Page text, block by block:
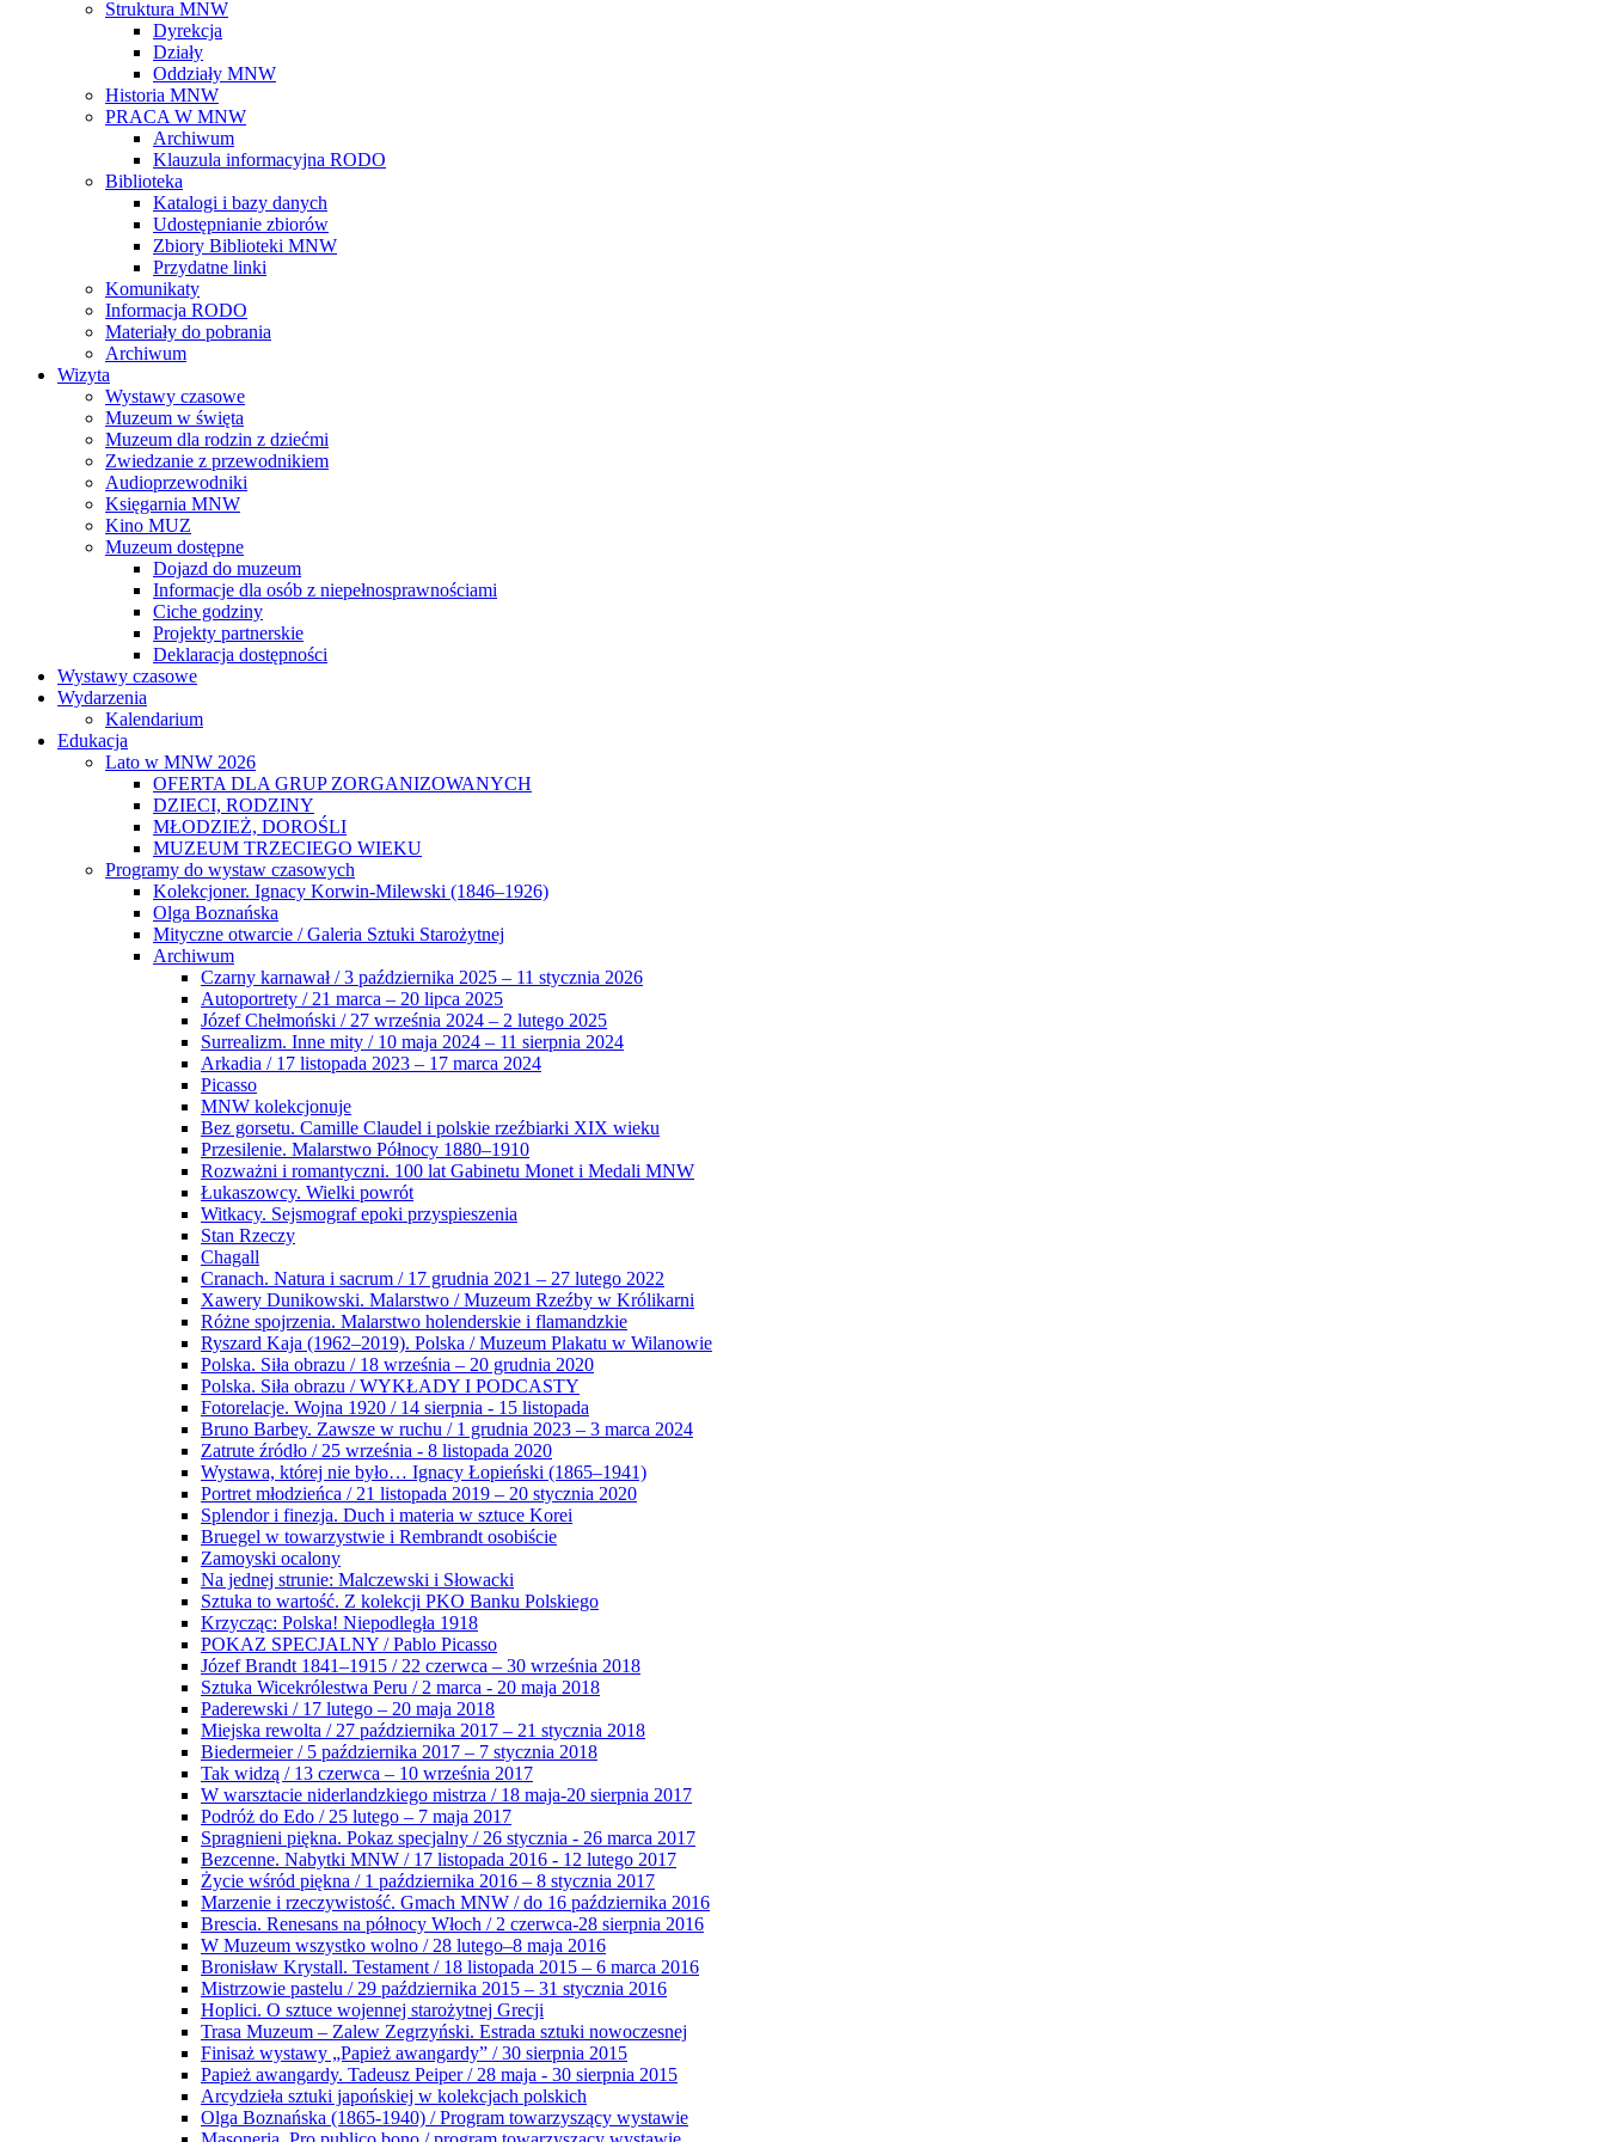
Struktura MNW
Dyrekcja
Działy
Oddziały MNW
Historia MNW
PRACA W MNW
Archiwum
Klauzula informacyjna RODO
Biblioteka
Katalogi i bazy danych
Udostępnianie zbiorów
Zbiory Biblioteki MNW
Przydatne linki
Komunikaty
Informacja RODO
Materiały do pobrania
Archiwum
Wizyta
Wystawy czasowe
Muzeum w święta
Muzeum dla rodzin z dziećmi
Zwiedzanie z przewodnikiem
Audioprzewodniki
Księgarnia MNW
Kino MUZ
Muzeum dostępne
Dojazd do muzeum
Informacje dla osób z niepełnosprawnościami
Ciche godziny
Projekty partnerskie
Deklaracja dostępności
Wystawy czasowe
Wydarzenia
Kalendarium
Edukacja
Lato w MNW 2026
OFERTA DLA GRUP ZORGANIZOWANYCH
DZIECI, RODZINY
MŁODZIEŻ, DOROŚLI
MUZEUM TRZECIEGO WIEKU
Programy do wystaw czasowych
Kolekcjoner. Ignacy Korwin-Milewski (1846–1926)
Olga Boznańska
Mityczne otwarcie / Galeria Sztuki Starożytnej
Archiwum
Czarny karnawał / 3 października 2025 – 11 stycznia 2026
Autoportrety / 21 marca – 20 lipca 2025
Józef Chełmoński / 27 września 2024 – 2 lutego 2025
Surrealizm. Inne mity / 10 maja 2024 – 11 sierpnia 2024
Arkadia / 17 listopada 2023 – 17 marca 2024
Picasso
MNW kolekcjonuje
Bez gorsetu. Camille Claudel i polskie rzeźbiarki XIX wieku
Przesilenie. Malarstwo Północy 1880–1910
Rozważni i romantyczni. 100 lat Gabinetu Monet i Medali MNW
Łukaszowcy. Wielki powrót
Witkacy. Sejsmograf epoki przyspieszenia
Stan Rzeczy
Chagall
Cranach. Natura i sacrum / 17 grudnia 2021 – 27 lutego 2022
Xawery Dunikowski. Malarstwo / Muzeum Rzeźby w Królikarni
Różne spojrzenia. Malarstwo holenderskie i flamandzkie
Ryszard Kaja (1962–2019). Polska / Muzeum Plakatu w Wilanowie
Polska. Siła obrazu / 18 września – 20 grudnia 2020
Polska. Siła obrazu / WYKŁADY I PODCASTY
Fotorelacje. Wojna 1920 / 14 sierpnia - 15 listopada
Bruno Barbey. Zawsze w ruchu / 1 grudnia 2023 – 3 marca 2024
Zatrute źródło / 25 września - 8 listopada 2020
Wystawa, której nie było… Ignacy Łopieński (1865–1941)
Portret młodzieńca / 21 listopada 2019 – 20 stycznia 2020
Splendor i finezja. Duch i materia w sztuce Korei
Bruegel w towarzystwie i Rembrandt osobiście
Zamoyski ocalony
Na jednej strunie: Malczewski i Słowacki
Sztuka to wartość. Z kolekcji PKO Banku Polskiego
Krzycząc: Polska! Niepodległa 1918
POKAZ SPECJALNY / Pablo Picasso
Józef Brandt 1841–1915 / 22 czerwca – 30 września 2018
Sztuka Wicekrólestwa Peru / 2 marca - 20 maja 2018
Paderewski / 17 lutego – 20 maja 2018
Miejska rewolta / 27 października 2017 – 21 stycznia 2018
Biedermeier / 5 października 2017 – 7 stycznia 2018
Tak widzą / 13 czerwca – 10 września 2017
W warsztacie niderlandzkiego mistrza / 18 maja-20 sierpnia 2017
Podróż do Edo / 25 lutego – 7 maja 2017
Spragnieni piękna. Pokaz specjalny / 26 stycznia - 26 marca 2017
Bezcenne. Nabytki MNW / 17 listopada 2016 - 12 lutego 2017
Życie wśród piękna / 1 października 2016 – 8 stycznia 2017
Marzenie i rzeczywistość. Gmach MNW / do 16 października 2016
Brescia. Renesans na północy Włoch / 2 czerwca-28 sierpnia 2016
W Muzeum wszystko wolno / 28 lutego–8 maja 2016
Bronisław Krystall. Testament / 18 listopada 2015 – 6 marca 2016
Mistrzowie pastelu / 29 października 2015 – 31 stycznia 2016
Hoplici. O sztuce wojennej starożytnej Grecji
Trasa Muzeum – Zalew Zegrzyński. Estrada sztuki nowoczesnej
Finisaż wystawy „Papież awangardy” / 30 sierpnia 2015
Papież awangardy. Tadeusz Peiper / 28 maja - 30 sierpnia 2015
Arcydzieła sztuki japońskiej w kolekcjach polskich
Olga Boznańska (1865-1940) / Program towarzyszący wystawie